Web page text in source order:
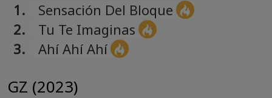
1.
Sensación Del Bloque
2.
Tu Te Imaginas
3.
Ahí Ahí Ahí
GZ (2023)